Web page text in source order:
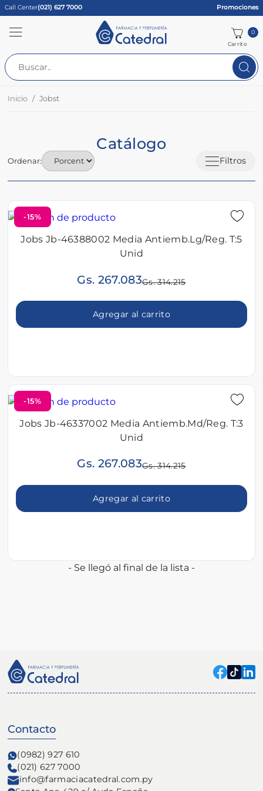
Call Center(021) 627 7000 Promociones
Carrito
0
Inicio Jobst
Catálogo
Filtros
Ordenar:
-15%
Jobs Jb-46388002 Media Antiemb.Lg/Reg. T:5
Unid
Gs. 267.083Gs. 314.215
Agregar al carrito
-15%
Jobs Jb-46337002 Media Antiemb.Md/Reg. T:3
Unid
Gs. 267.083Gs. 314.215
Agregar al carrito
- Se llegó al final de la lista -
Contacto
(0982) 927 610
(021) 627 7000
info@farmaciacatedral.com.py